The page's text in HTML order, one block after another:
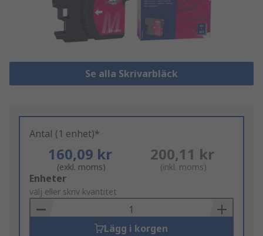
Se alla Skrivarbläck
Antal (1 enhet)*
160,09 kr
(exkl. moms)
200,11 kr
(inkl. moms)
Add
to
Basket
Enheter
välj eller skriv kvantitet
Lägg i korgen